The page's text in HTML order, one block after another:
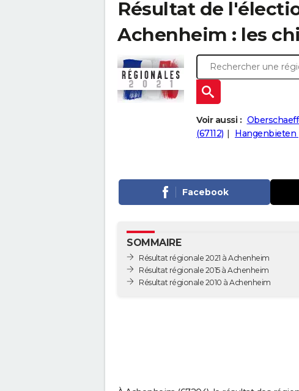
Résultat de
Achenheim : les
Voir aussi :
(67112)
Hangenbieten
Facebook
SOMMAIRE
Résultat régionale 2021 à Achenheim
Résultat régionale 2015 à Achenheim
Résultat régionale 2010 à Achenheim